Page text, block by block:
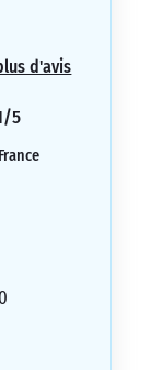
d'avis
5